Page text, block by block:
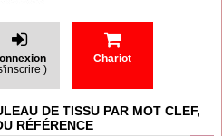
)
Chariot
DE TISSU PAR MOT CLEF,
RÉFÉRENCE